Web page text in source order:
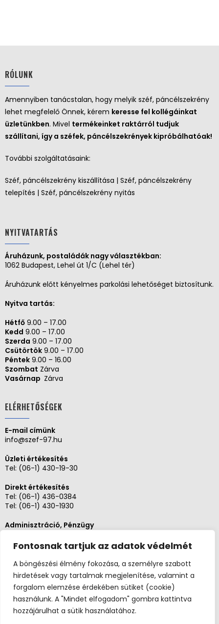
Fontosnak tartjuk az adatok védelmét
A böngészési élmény fokozása, a személyre szabott
hirdetések vagy tartalmak megjelenítése, valamint a
forgalom elemzése érdekében sütiket (cookie)
használunk. A "Mindet elfogadom" gombra kattintva
hozzájárulhat a sütik használatához.
RÓLUNK
Amennyiben tanácstalan, hogy melyik széf, páncélszekrény
lehet megfelelő Önnek, kérem keresse fel kollégáinkat
üzletünkben. Mivel termékeinket raktárról tudjuk
szállítani, így a széfek, páncélszekrények kipróbálhatóak!
További szolgáltatásaink:
Széf, páncélszekrény kiszállítása | Széf, páncélszekrény
telepítés | Széf, páncélszekrény nyitás
NYITVATARTÁS
Áruházunk, postaládák nagy választékban:
1062 Budapest, Lehel út 1/C (Lehel tér)
Áruházunk előtt kényelmes parkolási lehetőséget biztosítunk.
Nyitva tartás:
Hétfő 9.00 – 17.00
Kedd 9.00 – 17.00
Szerda 9.00 – 17.00
Csütörtök 9.00 – 17.00
Péntek 9.00 – 16.00
Szombat Zárva
Vasárnap Zárva
ELÉRHETŐSÉGEK
E-mail címünk
info@szef-97.hu
Üzleti értékesítés
Tel: (06-1) 430-19-30
Direkt értékesítés
Tel: (06-1) 436-0384
Tel: (06-1) 430-1930
Adminisztráció, Pénzügy
Szerviz és karbantartás
Tel: (06-20)3268654
Tel: (06-1) 436-0384